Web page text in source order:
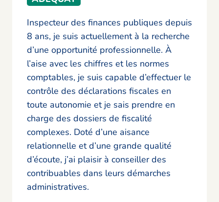
Inspecteur des finances publiques depuis
8 ans, je suis actuellement à la recherche
d’une opportunité professionnelle. À
l’aise avec les chiffres et les normes
comptables, je suis capable d’effectuer le
contrôle des déclarations fiscales en
toute autonomie et je sais prendre en
charge des dossiers de fiscalité
complexes. Doté d’une aisance
relationnelle et d’une grande qualité
d’écoute, j’ai plaisir à conseiller des
contribuables dans leurs démarches
administratives.